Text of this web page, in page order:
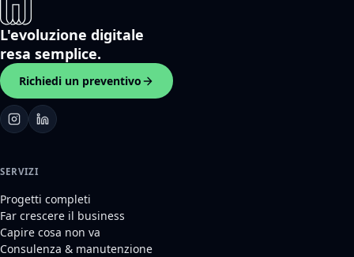
L'evoluzione digitale
resa semplice.
Richiedi un preventivo
SERVIZI
Progetti completi
Far crescere il business
Capire cosa non va
Consulenza & manutenzione